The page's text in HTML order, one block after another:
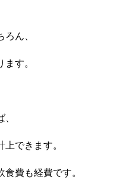
ん、
す。
できます。
費も経費です。